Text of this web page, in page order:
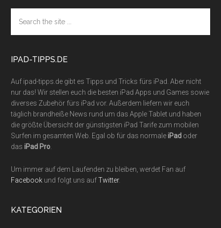
Footer
the
site
IPAD-TIPPS.DE
Auf ipad-tipps.de gibt es Tipps und Tricks fürs iPad. Aber nicht
nur das! Wir stellen euch die besten iPad Apps und Games sowie
diverses Zubehör fürs iPad vor. Außerdem liefern wir euch
täglich brandheiße News rund um das Apple Tablet und haben
die größte Übersicht der günstigsten iPad Tarife zum mobilen
Surfen im gesamten Web. Egal ob für das normaleiPad oder
dasiPad Pro
Um immer auf dem Laufenden zu bleiben, werdet Fan auf
Facebook und folgt uns aufTwitter.
KATEGORIEN